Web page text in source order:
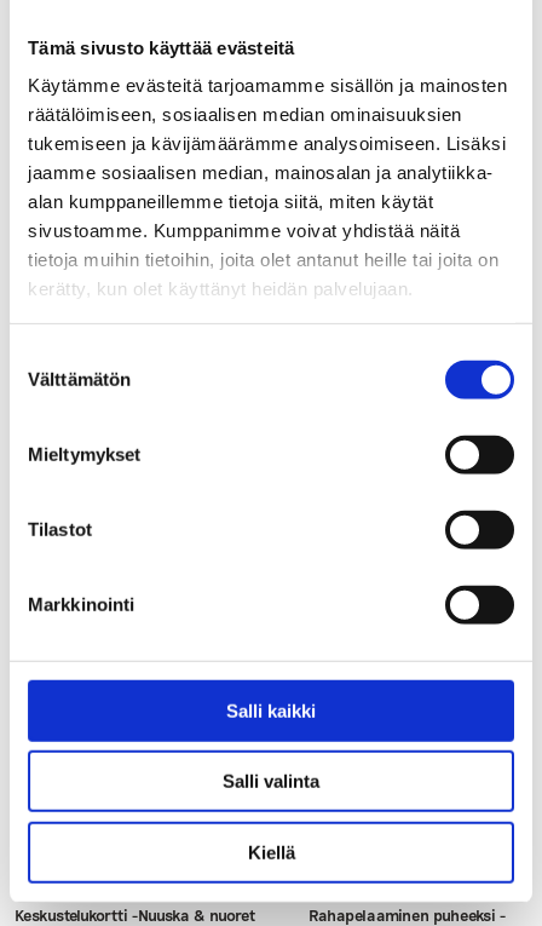
Tämä sivusto käyttää evästeitä
Käytämme evästeitä tarjoamamme sisällön ja mainosten
räätälöimiseen, sosiaalisen median ominaisuuksien
tukemiseen ja kävijämäärämme analysoimiseen. Lisäksi
jaamme sosiaalisen median, mainosalan ja analytiikka-
alan kumppaneillemme tietoja siitä, miten käytät
sivustoamme. Kumppanimme voivat yhdistää näitä
tietoja muihin tietoihin, joita olet antanut heille tai joita on
kerätty, kun olet käyttänyt heidän palvelujaan.
valinta
Välttämätön
Mieltymykset
Tilastot
Markkinointi
Salli kaikki
Salli valinta
Kiellä
Totta vai tarua -Rahapeliväittämät
Ohjeistus rahapelaamisen
tunnistamiseen ja ehkäisyyn
oppilaitoksissa
Tutustu myös
Keskustelukortti -Nuuska & nuoret
Rahapelaaminen puheeksi -